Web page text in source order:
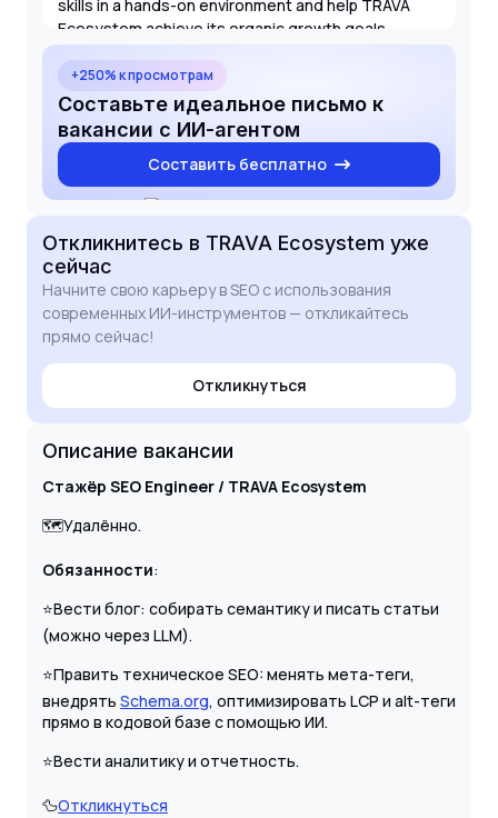
skills in a hands-on environment and help TRAVA
Ecosystem achieve its organic growth goals.
+250% к просмотрам
Составьте идеальное письмо к
вакансии с ИИ-агентом
Составить бесплатно
Откликнитесь в TRAVA Ecosystem уже
сейчас
Начните свою карьеру в SEO с использования
современных ИИ-инструментов — откликайтесь
прямо сейчас!
Откликнуться
Описание вакансии
Стажёр SEO Engineer / TRAVA Ecosystem
🗺Удалённо.
Обязанности:
⭐Вести блог: собирать семантику и писать статьи
(можно через LLM).
⭐Править техническое SEO: менять мета-теги,
внедрять Schema.org, оптимизировать LCP и alt-теги
прямо в кодовой базе с помощью ИИ.
⭐Вести аналитику и отчетность.
🦆Откликнуться